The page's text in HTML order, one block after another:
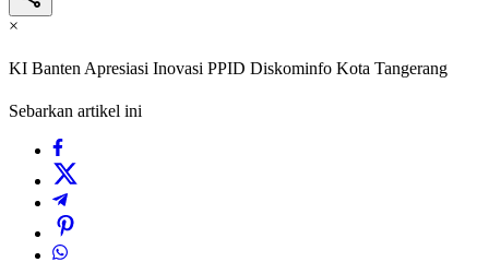
×
KI Banten Apresiasi Inovasi PPID Diskominfo Kota Tangerang
Sebarkan artikel ini